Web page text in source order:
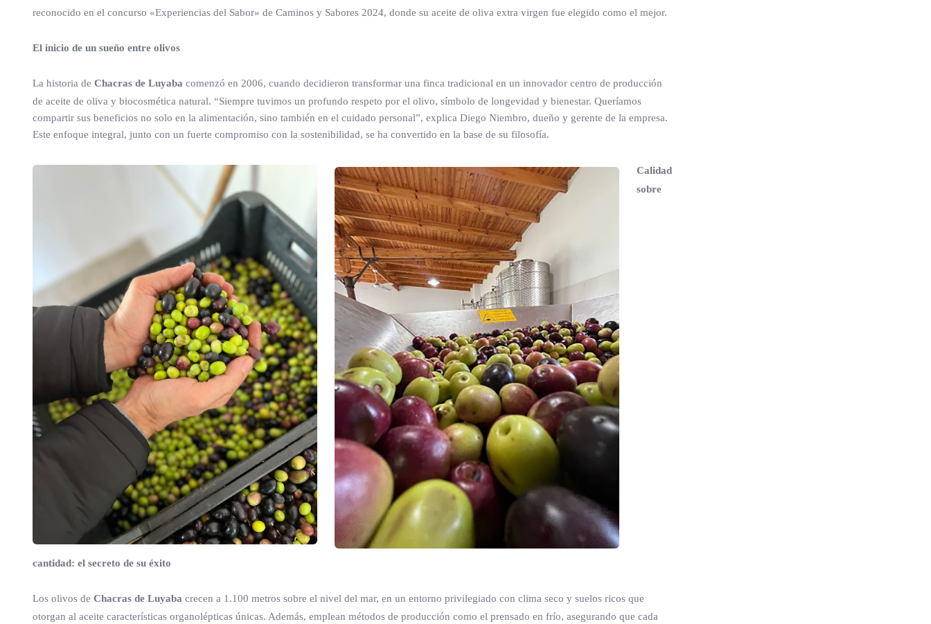
reconocido en el concurso «Experiencias del Sabor» de Caminos y Sabores 2024, donde su aceite de oliva extra virgen fue elegido como el mejor.
El inicio de un sueño entre olivos
La historia de Chacras de Luyaba comenzó en 2006, cuando decidieron transformar una finca tradicional en un innovador centro de producción
de aceite de oliva y biocosmética natural. “Siempre tuvimos un profundo respeto por el olivo, símbolo de longevidad y bienestar. Queríamos
compartir sus beneficios no solo en la alimentación, sino también en el cuidado personal”, explica Diego Niembro, dueño y gerente de la empresa.
Este enfoque integral, junto con un fuerte compromiso con la sostenibilidad, se ha convertido en la base de su filosofía.
Calidad
sobre
cantidad: el secreto de su éxito
Los olivos de Chacras de Luyaba crecen a 1.100 metros sobre el nivel del mar, en un entorno privilegiado con clima seco y suelos ricos que
otorgan al aceite características organolépticas únicas. Además, emplean métodos de producción como el prensado en frío, asegurando que cada